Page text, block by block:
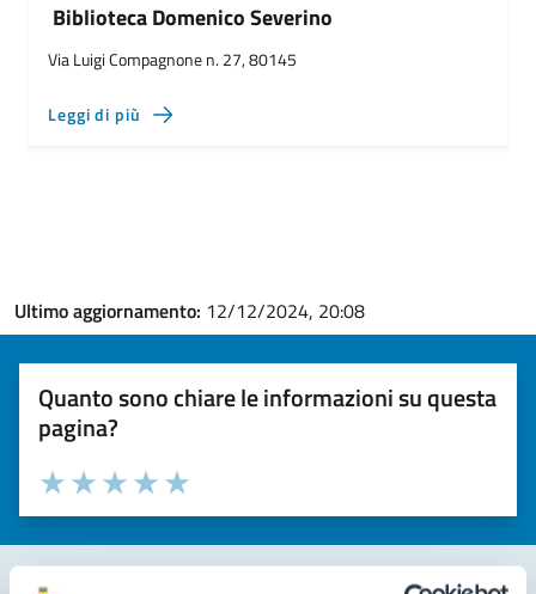
Biblioteca Domenico Severino
Via Luigi Compagnone n. 27, 80145
Leggi di più
Ultimo aggiornamento: 12/12/2024, 20:08
Quanto sono chiare le informazioni su questa
pagina?
Valuta la chiarezza delle informazioni (da 1 a 5 stelle)
Seleziona il numero di stelle per valutare la chiarezza delle
Valuta 5 stelle su 5
Valuta 4 stelle su 5
Valuta 3 stelle su 5
Valuta 2 stelle su 5
Valuta 1 stelle su 5